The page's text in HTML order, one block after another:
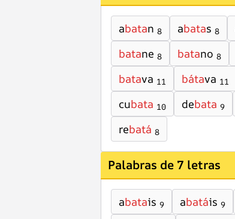
abatan 8 abatas 8
batane 8 batano 8
batava 11 bátava 11
cubata 10 debata 9
rebatá 8
Palabras de 7 letras
abatais 9 abatáis 9